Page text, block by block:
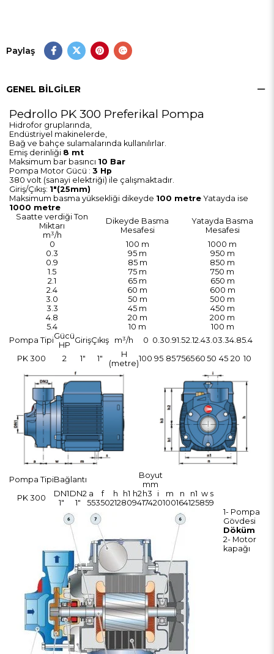
Paylaş
GENEL BILGILER
Pedrollo PK 300 Preferikal Pompa
Hidrofor gruplarında,
Endüstriyel makinelerde,
Bağ ve bahçe sulamalarında kullanılırlar.
Emiş derinliği 8 mt
Maksimum bar basıncı 10 Bar
Pompa Motor Gücü : 3 Hp
380 volt (sanayi elektriği) ile çalışmaktadır.
Giriş/Çıkış: 1"(25mm)
Maksimum basma yüksekliği dikeyde 100 metre Yatayda ise
1000 metre
Saatte verdiği Ton
Miktarı
m³/h
Dikeyde Basma
Mesafesi
Yatayda Basma
Mesafesi
0
100 m
1000 m
0.3
95 m
950 m
0.9
85 m
850 m
1.5
75 m
750 m
2.1
65 m
650 m
2.4
60 m
600 m
3.0
50 m
500 m
3.3
45 m
450 m
4.8
20 m
200 m
5.4
10 m
100 m
Pompa TipiGücü
HP
GirişÇıkış m³/h 0 0.30.91.52.12.43.03.34.85.4
PK 300
2 1" 1"
H
(metre)
100 95 85756560 50 45 20 10
Pompa TipiBağlantı
Boyut
mm
PK 300
DN1 DN2 a f h h1 h2 h3 i m n n1 w s
1"
1" 55350212809417420100164125859
1- Pompa
Gövdesi
Döküm
2- Motor
kapağı